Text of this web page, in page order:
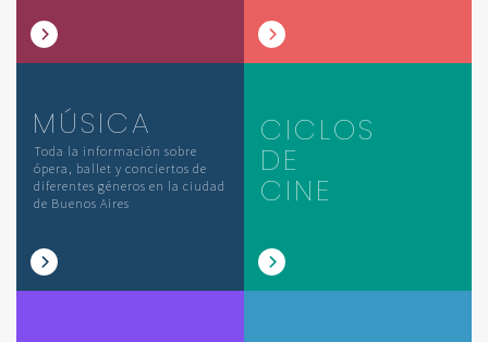
MÚSICA
Toda la información sobre
ópera, ballet y conciertos de
diferentes géneros en la ciudad
de Buenos Aires
CICLOS
DE
CINE